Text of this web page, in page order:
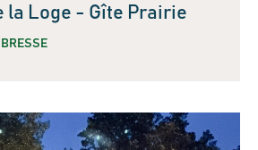
la Loge - Gîte Prairie